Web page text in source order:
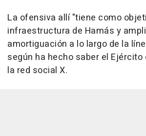
La ofensiva allí "tiene como
infraestructura de Hamás y
amortiguación a lo largo de la
según ha hecho saber el
la red social X.